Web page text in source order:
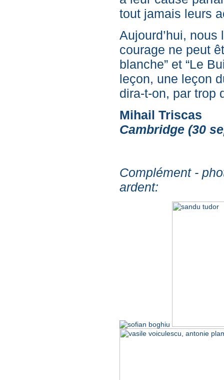
tout jamais leurs
Aujourd’hui,
courage ne peut
blanche” et “Le
leçon, une leçon
dira-t-on, par trop
Mihail Triscas
Cambridge (30
Complément -
ardent: